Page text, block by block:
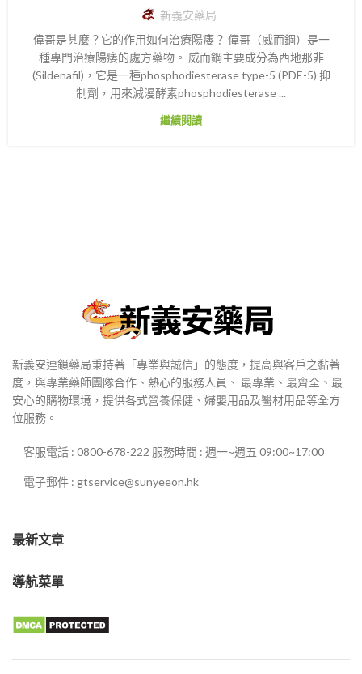
新義安藥局
偉哥是甚麼？它的作用如何治療陽痿？ 偉哥（威而鋼）是一
種專門治療陽痿的處方藥物。 威而鋼主要成分為西地那非
(Sildenafil)，它是一種phosphodiesterase type-5 (PDE-5) 抑
制劑，用來減漫酵素phosphodiesterase ...
繼續閱讀
新義安連鎖藥局秉持著「專業與誠信」的態度，提高與客戶之黏著
度，與專業藥師團隊合作、熱心的服務人員、 最專業、最齊全、最
安心的購物環境，提供各式營養保健、婦嬰用品及醫材用品等全方
位服務。
客服電話 : 0800-678-222 服務時間 : 週一~週五 09:00~17:00
電子郵件 : gtservice@sunyeeon.hk
最新文章
導航菜單